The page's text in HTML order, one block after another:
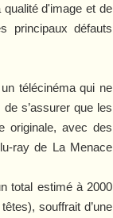
d'image et de
principaux défauts
télécinéma qui ne
s’assurer que les
originale, avec des
ray de La Menace
total estimé à 2000
souffrait d’une